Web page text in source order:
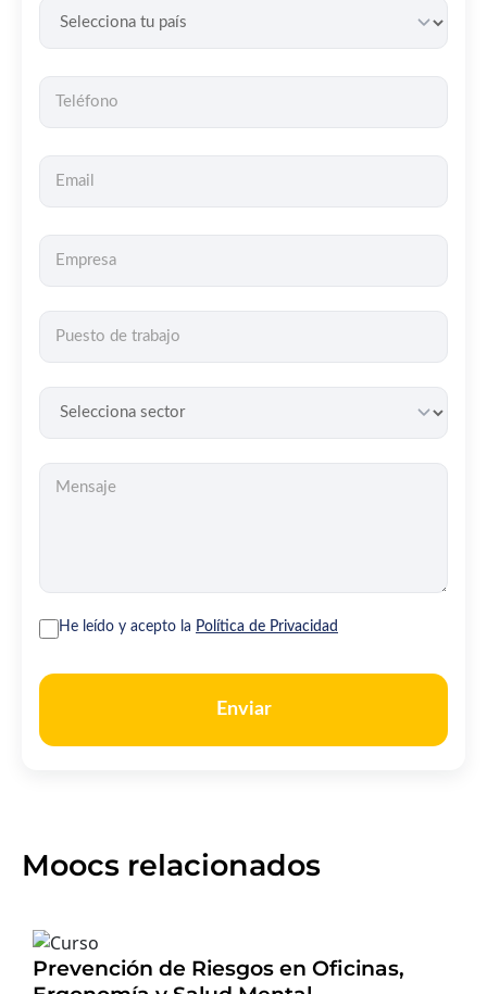
He leído y acepto la Política de Privacidad
Enviar
Moocs relacionados
Prevención de Riesgos en Oficinas,